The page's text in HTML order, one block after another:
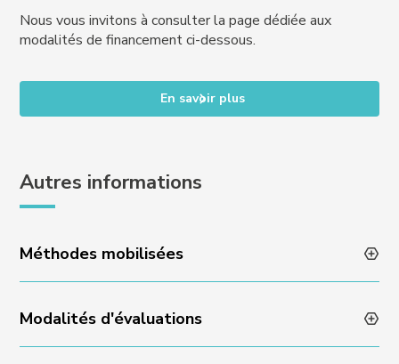
Nous vous invitons à consulter la page dédiée aux
modalités de financement ci-dessous.
En savoir plus
Autres informations
Méthodes mobilisées
Animation des formations par des professionnels en
activité
Modalités d'évaluations